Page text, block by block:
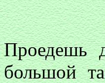
Проедешь
большой